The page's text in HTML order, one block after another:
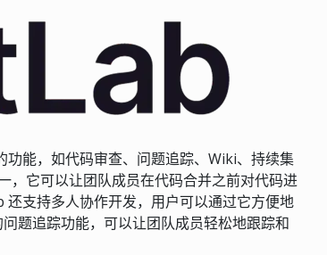
能，如代码审查、问题追踪、Wiki、持续集
，它可以让团队成员在代码合并之前对代码进
支持多人协作开发，用户可以通过它方便地
题追踪功能，可以让团队成员轻松地跟踪和